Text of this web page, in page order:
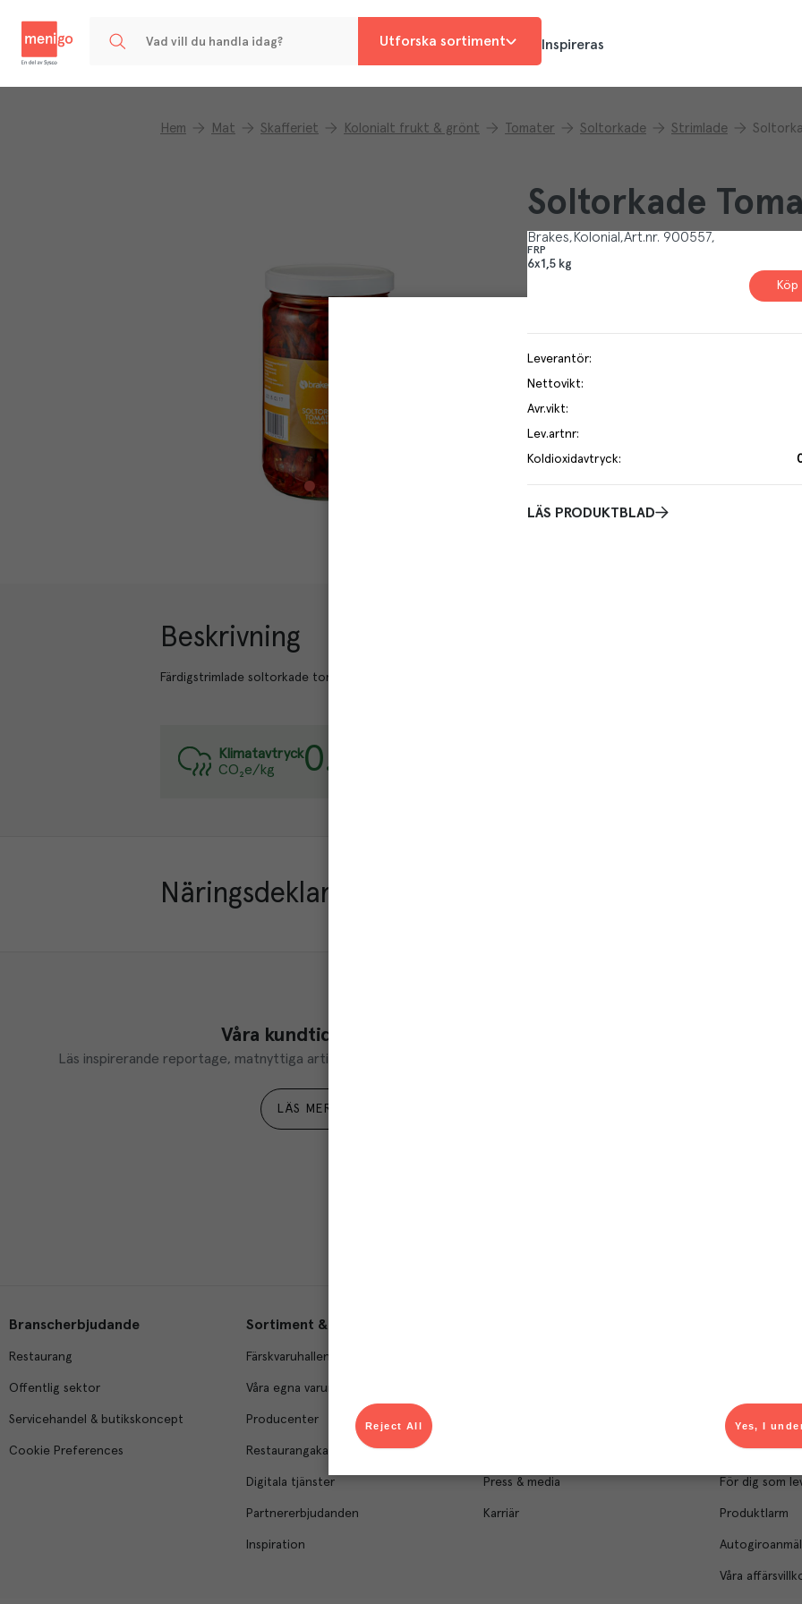
Utforska sortiment Inspireras
Hem Mat Skafferiet Kolonialt frukt & grönt Tomater Soltorkade Strimlade
Soltorkade
Brakes Kolonial Art.nr. 900557
FRP
6x1,5 kg
Köp
Leverantör:
Nettovikt:
Avr.vikt:
Lev.artnr:
Koldioxidavtryck:
LÄS PRODUKTBLAD
Beskrivning
Färdigstrimlade soltorkade tomater i solrosolja.
Klimatavtryck
CO₂e/kg
0.7
Näringsdeklaration
Våra kundtidningar
Läs inspirerande reportage, matnyttiga artiklar och ta del av aktuella kampanjer.
LÄS MER
Du som är Menigo-
Branscherbjudande
Restaurang
Offentlig sektor
Servicehandel & butikskoncept
Cookie Preferences
Sortiment & tjänster
Färskvaruhallen
Våra egna varumärken
Producenter
Restaurangakademien
Digitala tjänster
Partnererbjudanden
Inspiration
Press & media
Karriär
Säljavdelning
Kontor & lager
För dig som
Produktlarm
Våra
Yes, I
Reject All